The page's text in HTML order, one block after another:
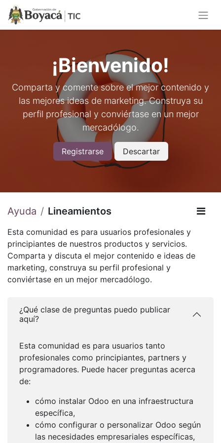
¡Bienvenido!
Comparta y comente sobre el mejor contenido y
las mejores ideas de marketing. Construya su
perfil profesional y conviértase en un mejor
mercadólogo.
Registrarse Descartar
Ayuda Lineamientos
Esta comunidad es para usuarios profesionales y
principiantes de nuestros productos y servicios.
Comparta y discuta el mejor contenido e ideas de
marketing, construya su perfil profesional y
conviértase en un mejor mercadólogo.
¿Qué clase de preguntas puedo publicar
aquí?
Esta comunidad es para usuarios tanto
profesionales como principiantes, partners y
programadores. Puede hacer preguntas acerca
de:
cómo instalar Odoo en una infraestructura
específica,
cómo configurar o personalizar Odoo según
las necesidades empresariales específicas,